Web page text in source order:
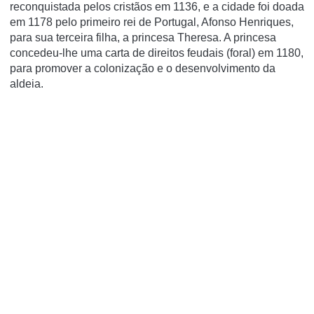
reconquistada pelos cristãos em 1136, e a cidade foi doada
em 1178 pelo primeiro rei de Portugal, Afonso Henriques,
para sua terceira filha, a princesa Theresa. A princesa
concedeu-lhe uma carta de direitos feudais (foral) em 1180,
para promover a colonização e o desenvolvimento da
aldeia.